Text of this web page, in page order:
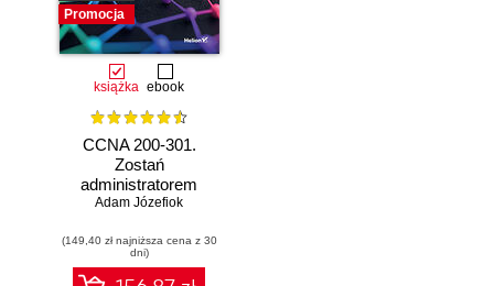
Promocja
książka ebook
CCNA 200-301.
Zostań
administratorem
sieci
Cisco. Wydanie II
Adam Józefiok
(149,40 zł najniższa cena z 30
dni)